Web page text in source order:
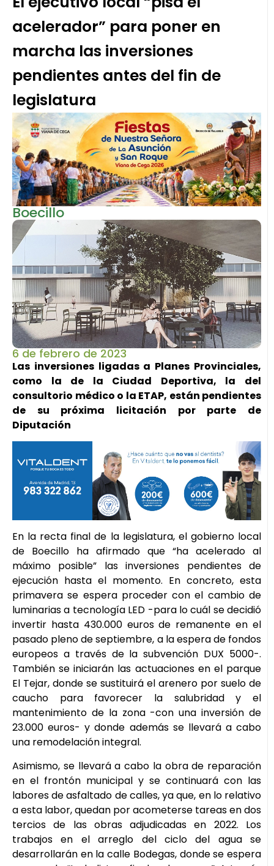
acelerador” para poner en
marcha las inversiones
pendientes antes del fin de
legislatura
Boecillo
6 de febrero de 2023
Las inversiones ligadas a Planes Provinciales,
como la de la Ciudad Deportiva, la del
consultorio médico o la ETAP, están pendientes
de su próxima licitación por parte de
Diputación
En la recta final de la legislatura, el gobierno local
de Boecillo ha afirmado que “ha acelerado al
máximo posible” las inversiones pendientes de
ejecución hasta el momento. En concreto, esta
primavera se espera proceder con el cambio de
luminarias a tecnología LED -para lo cuál se decidió
invertir hasta 430.000 euros de remanente en el
pasado pleno de septiembre, a la espera de fondos
europeos a través de la subvención DUX 5000-.
También se iniciarán las actuaciones en el parque
El Tejar, donde se sustituirá el arenero por suelo de
caucho para favorecer la salubridad y el
mantenimiento de la zona -con una inversión de
23.000 euros- y donde además se llevará a cabo
una remodelación integral.
Asimismo, se llevará a cabo la obra de reparación
en el frontón municipal y se continuará con las
labores de asfaltado de calles, ya que, en lo relativo
a esta labor, quedan por acometerse tareas en dos
tercios de las obras adjudicadas en 2022. Los
trabajos en el arreglo del ciclo del agua se
desarrollarán en la calle Bodegas, donde se espera